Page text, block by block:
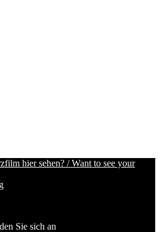
hier sehen? / Want to see your
Sie sich an